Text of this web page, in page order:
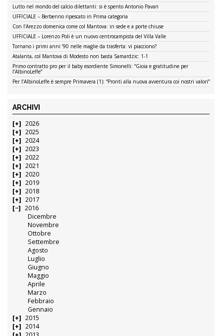
Lutto nel mondo del calcio dilettanti: si è spento Antonio Pavan
UFFICIALE – Berbenno ripescato in Prima categoria
Con l’Arezzo domenica come col Mantova: in sede e a porte chiuse
UFFICIALE – Lorenzo Poli è un nuovo centrocampista del Villa Valle
Tornano i primi anni ’90 nelle maglie da trasferta: vi piacciono?
Atalanta, col Mantova di Modesto non basta Samardzic: 1-1
Primo contratto pro per il baby esordiente Simonelli: “Gioia e gratitudine per
l’AlbinoLeffe”
Per l’AlbinoLeffe è sempre Primavera (1): “Pronti alla nuova avventura coi nostri valori”
ARCHIVI
2026
2025
2024
2023
2022
2021
2020
2019
2018
2017
2016
Dicembre
Novembre
Ottobre
Settembre
Agosto
Luglio
Giugno
Maggio
Aprile
Marzo
Febbraio
Gennaio
2015
2014